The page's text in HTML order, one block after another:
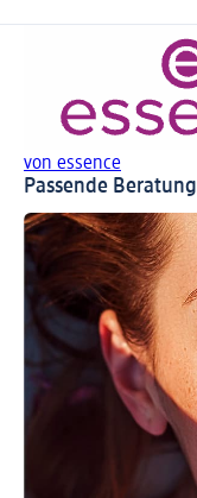
von essence
Passende Beratung